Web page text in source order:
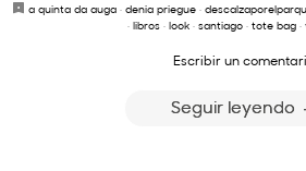
a quinta da auga · denia priegue ·
· libros · look · santiago · tote bag ·
Escribir un
Seguir leyendo